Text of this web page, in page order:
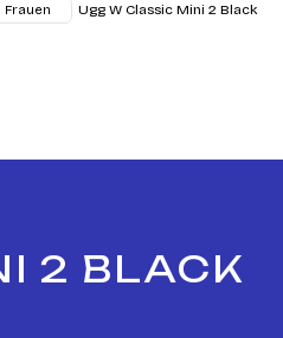
Frauen Ugg W Classic Mini 2 Black
2 BLACK